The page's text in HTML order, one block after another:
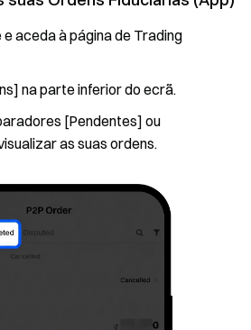
aceda à página de Trading
na parte inferior do ecrã.
[Pendentes] ou
as suas ordens.